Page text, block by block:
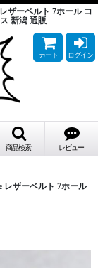
ザーベルト 7ホール コ
新潟 通販
カート ログイン
商品検索 レビュー
レザーベルト 7ホール